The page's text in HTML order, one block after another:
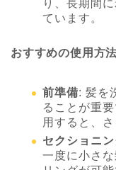
り、長期間
ています。
おすすめの使用方法
前準備: 髪を
ることが重
用すると、
セクショニ
一度に小さ